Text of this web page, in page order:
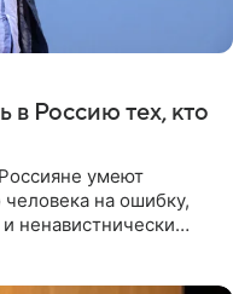
в Россию тех, кто
умеют
на ошибку,
ненавистнически